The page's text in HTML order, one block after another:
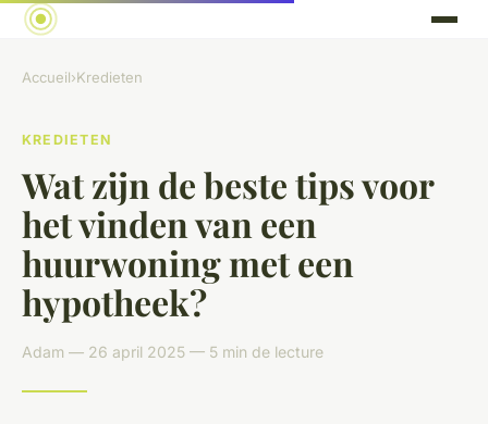
Accueil›Kredieten
KREDIETEN
Wat zijn de beste tips voor
het vinden van een
huurwoning met een
hypotheek?
Adam — 26 april 2025 — 5 min de lecture